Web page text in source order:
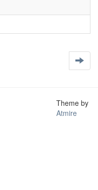
Theme by
Atmire